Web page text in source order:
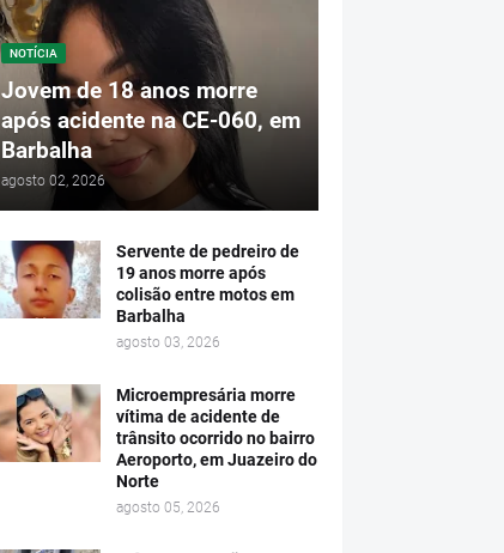
NOTÍCIA
Jovem de 18 anos morre
após acidente na CE-060, em
Barbalha
agosto 02, 2026
Servente de pedreiro de
19 anos morre após
colisão entre motos em
Barbalha
agosto 03, 2026
Microempresária morre
vítima de acidente de
trânsito ocorrido no bairro
Aeroporto, em Juazeiro do
Norte
agosto 05, 2026